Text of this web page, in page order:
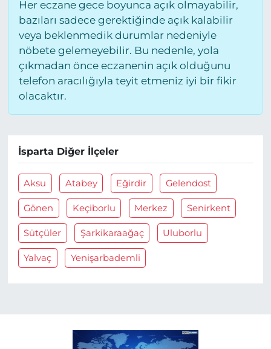
Her eczane gece boyunca açık olmayabilir,
bazıları sadece gerektiğinde açık kalabilir
veya beklenmedik durumlar nedeniyle
nöbete gelemeyebilir. Bu nedenle, yola
çıkmadan önce eczanenin açık olduğunu
telefon aracılığıyla teyit etmeniz iyi bir fikir
olacaktır.
İsparta Diğer İlçeler
Aksu Atabey Eğirdir Gelendost
Gönen Keçiborlu Merkez Senirkent
Sütçüler Şarkikaraağaç Uluborlu
Yalvaç Yenişarbademli